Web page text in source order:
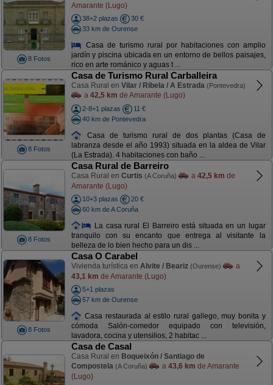
8 Fotos
Amarante (Lugo)
38+2 plazas
30 €
33 km de Ourense
Casa de turismo rural por habitaciones con amplio
jardín y piscina ubicada en un entorno de bellos paisajes,
rico en arte románico y aguas t ...
8 Fotos
Casa de Turismo Rural Carballeira
Casa Rural en Vilar / Ribela / A Estrada (Pontevedra)
a 42,5 km de Amarante (Lugo)
2-8+1 plazas
11 €
40 km de Pontevedra
Casa de turismo rural de dos plantas (Casa de
labranza desde el año 1993) situada en la aldea de Vilar
(La Estrada). 4 habitaciones con baño ...
8 Fotos
Casa Rural de Barreiro
Casa Rural en Curtis (A Coruña) a 42,5 km de
Amarante (Lugo)
10+3 plazas
20 €
60 km de A Coruña
La casa rural El Barreiro está situada en un lugar
tranquilo con su encanto que entrega al visitante la
belleza de lo bien hecho para un dis ...
8 Fotos
Casa O Carabel
Vivienda turística en Alvite / Beariz (Ourense)
a
43,1 km de Amarante (Lugo)
5+1 plazas
57 km de Ourense
Casa restaurada al estilo rural gallego, muy bonita y
cómoda Salón-comedor equipado con televisión,
lavadora, cocina y utensilios, 2 habitac ...
Casa de Casal
Casa Rural en Boqueixón / Santiago de
Compostela (A Coruña) a 43,6 km de Amarante
(Lugo)